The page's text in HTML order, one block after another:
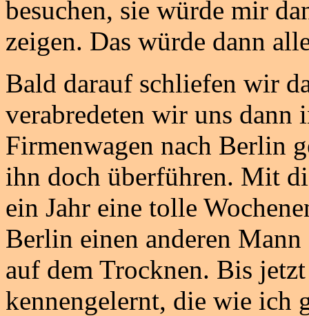
besuchen, sie würde mir
zeigen. Das würde dann
Bald darauf schliefen wir
verabredeten wir uns
Firmenwagen nach Berlin
ihn doch überführen. Mit
ein Jahr eine tolle
Berlin einen anderen
auf dem Trocknen. Bis
kennengelernt, die wie ich